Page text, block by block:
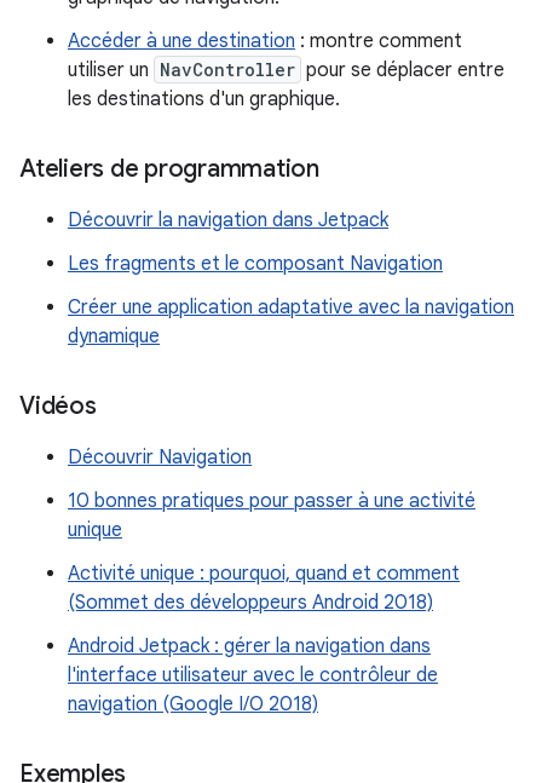
Accéder à une destination : montre comment
utiliser un NavController pour se déplacer entre
les destinations d'un graphique.
Ateliers de programmation
Découvrir la navigation dans Jetpack
Les fragments et le composant Navigation
Créer une application adaptative avec la navigation
dynamique
Vidéos
Découvrir Navigation
10 bonnes pratiques pour passer à une activité
unique
Activité unique : pourquoi, quand et comment
(Sommet des développeurs Android 2018)
Android Jetpack : gérer la navigation dans
l'interface utilisateur avec le contrôleur de
navigation (Google I/O 2018)
Exemples